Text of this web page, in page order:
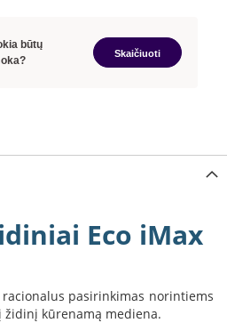
Eco iMax
pasirinkimas norintiems
kūrenamą mediena.